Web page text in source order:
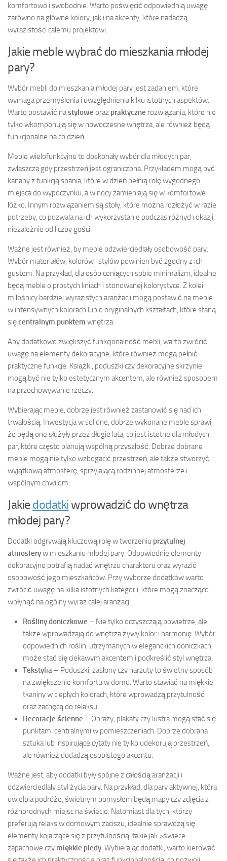
komfortowo i swobodnie. Warto poświęcić odpowiednią uwagę
zarówno na główne kolory, jak i na akcenty, które nadadzą
wyrazistości całemu projektowi.
Jakie meble wybrać do mieszkania młodej
pary?
Wybór mebli do mieszkania młodej pary jest zadaniem, które
wymaga przemyślenia i uwzględnienia kilku istotnych aspektów.
Warto postawić nastylowe oraz praktyczne rozwiązania, które nie
tylko wkomponują się w nowoczesne wnętrza, ale również będą
funkcjonalne na co dzień.
Meble wielofunkcyjne to doskonały wybór dla młodych par,
zwłaszcza gdy przestrzeń jest ograniczona. Przykładem mogą być
kanapy z funkcją spania, które w dzień pełnią rolę wygodnego
miejsca do wypoczynku, a w nocy zamieniają się w komfortowe
łóżko. Innym rozwiązaniem są stoły, które można rozłożyć w razie
potrzeby, co pozwala na ich wykorzystanie podczas różnych okazji,
niezależnie od liczby gości.
Ważne jest również, by meble odzwierciedlały osobowość pary.
Wybór materiałów, kolorów i stylów powinien być zgodny z ich
gustem. Na przykład, dla osób ceniących sobie minimalizm, idealne
będą meble o prostych liniach i stonowanej kolorystyce. Z kolei
miłośnicy bardziej wyrazistych aranżacji mogą postawić na meble
w intensywnych kolorach lub o oryginalnych kształtach, które staną
sięcentralnym punktem wnętrza.
Aby dodatkowo zwiększyć funkcjonalność mebli, warto zwrócić
uwagę na elementy dekoracyjne, które również mogą pełnić
praktyczne funkcje. Książki, poduszki czy dekoracyjne skrzynie
mogą być nie tylko estetycznym akcentem, ale również sposobem
na przechowywanie rzeczy.
Wybierając meble, dobrze jest również zastanowić się nad ich
trwałością. Inwestycja w solidne, dobrze wykonane meble sprawi,
że będą one służyły przez długie lata, co jest istotne dla młodych
par, które często planują wspólną przyszłość. Dobrze dobrane
meble mogą nie tylko wzbogacić przestrzeń, ale także stworzyć
wyjątkową atmosferę, sprzyjającą rodzinnej atmosferze i
wspólnym chwilom.
Jakie dodatkiwprowadzić do wnętrza
młodej pary?
Dodatki odgrywają kluczową rolę w tworzeniu przytulnej
atmosferyw mieszkaniu młodej pary. Odpowiednie elementy
dekoracyjne potrafią nadać wnętrzu charakteru oraz wyrazić
osobowość jego mieszkańców. Przy wyborze dodatków warto
zwrócić uwagę na kilka istotnych kategorii, które mogą znacząco
wpłynąć na ogólny wyraz całej aranżacji.
Rośliny doniczkowe – Nie tylko oczyszczają powietrze, ale
także wprowadzają do wnętrza żywy kolor i harmonię. Wybór
odpowiednich roślin, utrzymanych w eleganckich doniczkach,
może stać się ciekawym akcentem i podkreślić styl wnętrza.
Tekstylia – Poduszki, zasłony czy narzuty to świetny sposób
na zwiększenie komfortu w domu. Warto stawiać na miękkie
tkaniny w ciepłych kolorach, które wprowadzą przytulność
oraz zachęcą do relaksu.
Decoracje ścienne – Obrazy, plakaty czy lustra mogą stać się
punktami centralnymi w pomieszczeniach. Dobrze dobrana
sztuka lub inspirujące cytaty nie tylko udekorują przestrzeń,
ale również dodadzą osobistego akcentu.
Ważne jest, aby dodatki były spójne z całością aranżacji i
odzwierciedlały styl życia pary. Na przykład, dla pary aktywnej, która
uwielbia podróże, świetnym pomysłem będą mapy czy zdjęcia z
różnorodnych miejsc na świecie. Natomiast dla tych, którzy
preferują relaks w domowym zaciszu, idealnie sprawdzą się
elementy kojarzące się z przytulnością, takie jak >świece
zapachowe czy miękkie pledy. Wybierając dodatki, warto kierować